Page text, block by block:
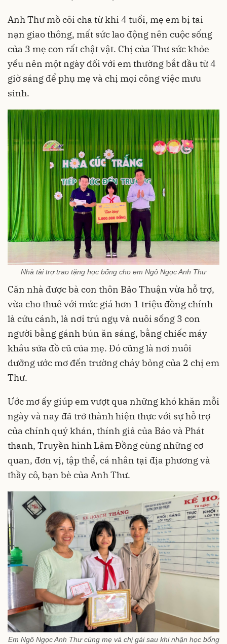
Anh Thư mồ côi cha từ khi 4 tuổi, mẹ em bị tai
nạn giao thông, mất sức lao động nên cuộc sống
của 3 mẹ con rất chật vật. Chị của Thư sức khỏe
yếu nên một ngày đối với em thường bắt đầu từ 4
giờ sáng để phụ mẹ và chị mọi công việc mưu
sinh.
Nhà tài trợ trao tặng học bổng cho em Ngô Ngọc Anh Thư
Căn nhà được bà con thôn Bảo Thuận vừa hỗ trợ,
vừa cho thuê với mức giá hơn 1 triệu đồng chính
là cứu cánh, là nơi trú ngụ và nuôi sống 3 con
người bằng gánh bún ăn sáng, bằng chiếc máy
khâu sửa đồ cũ của mẹ. Đó cũng là nơi nuôi
dưỡng ước mơ đến trường cháy bỏng của 2 chị em
Thư.
Ước mơ ấy giúp em vượt qua những khó khăn mỗi
ngày và nay đã trở thành hiện thực với sự hỗ trợ
của chính quý khán, thính giả của Báo và Phát
thanh, Truyền hình Lâm Đồng cùng những cơ
quan, đơn vị, tập thể, cá nhân tại địa phương và
thầy cô, bạn bè của Anh Thư.
Em Ngô Ngọc Anh Thư cùng mẹ và chị gái sau khi nhận học bổng